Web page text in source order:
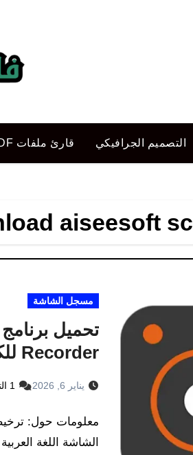
التصميم الجرافيكي قارئ ملفات PDF
aiseesoft
مسجل الشاشة
Recorder للكمبيوتر بسهولة وبالمجان
يناير 6, 2026 1 التعليق